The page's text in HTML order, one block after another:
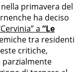
primavera del
ha deciso
a “Le
tra residenti
critiche,
parzialmente